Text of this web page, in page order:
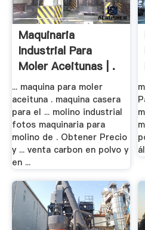
Maquinaria
Industrial Para
Moler Aceitunas | .
... maquina para moler
aceituna . maquina casera
para el ... molino industrial
fotos maquinaria para
molino de . Obtener Precio
y ... venta carbon en polvo y
en ...